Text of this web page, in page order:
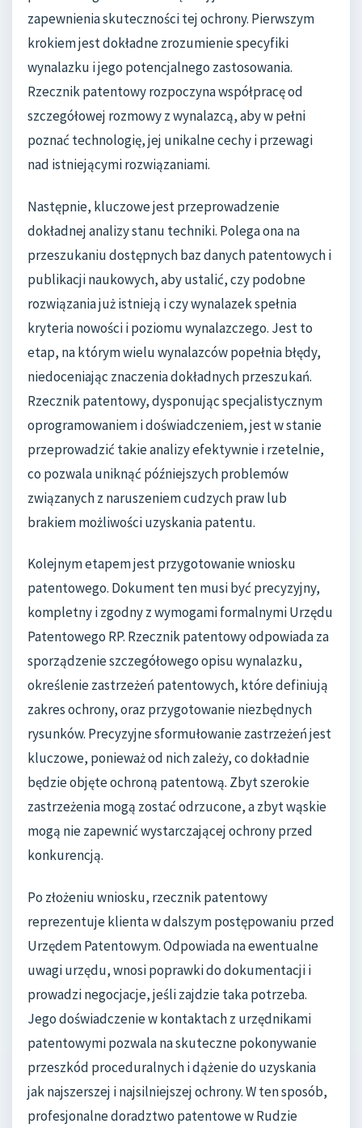
zapewnienia skuteczności tej ochrony. Pierwszym
krokiem jest dokładne zrozumienie specyfiki
wynalazku i jego potencjalnego zastosowania.
Rzecznik patentowy rozpoczyna współpracę od
szczegółowej rozmowy z wynalazcą, aby w pełni
poznać technologię, jej unikalne cechy i przewagi
nad istniejącymi rozwiązaniami.
Następnie, kluczowe jest przeprowadzenie
dokładnej analizy stanu techniki. Polega ona na
przeszukaniu dostępnych baz danych patentowych i
publikacji naukowych, aby ustalić, czy podobne
rozwiązania już istnieją i czy wynalazek spełnia
kryteria nowości i poziomu wynalazczego. Jest to
etap, na którym wielu wynalazców popełnia błędy,
niedoceniając znaczenia dokładnych przeszukań.
Rzecznik patentowy, dysponując specjalistycznym
oprogramowaniem i doświadczeniem, jest w stanie
przeprowadzić takie analizy efektywnie i rzetelnie,
co pozwala uniknąć późniejszych problemów
związanych z naruszeniem cudzych praw lub
brakiem możliwości uzyskania patentu.
Kolejnym etapem jest przygotowanie wniosku
patentowego. Dokument ten musi być precyzyjny,
kompletny i zgodny z wymogami formalnymi Urzędu
Patentowego RP. Rzecznik patentowy odpowiada za
sporządzenie szczegółowego opisu wynalazku,
określenie zastrzeżeń patentowych, które definiują
zakres ochrony, oraz przygotowanie niezbędnych
rysunków. Precyzyjne sformułowanie zastrzeżeń jest
kluczowe, ponieważ od nich zależy, co dokładnie
będzie objęte ochroną patentową. Zbyt szerokie
zastrzeżenia mogą zostać odrzucone, a zbyt wąskie
mogą nie zapewnić wystarczającej ochrony przed
konkurencją.
Po złożeniu wniosku, rzecznik patentowy
reprezentuje klienta w dalszym postępowaniu przed
Urzędem Patentowym. Odpowiada na ewentualne
uwagi urzędu, wnosi poprawki do dokumentacji i
prowadzi negocjacje, jeśli zajdzie taka potrzeba.
Jego doświadczenie w kontaktach z urzędnikami
patentowymi pozwala na skuteczne pokonywanie
przeszkód proceduralnych i dążenie do uzyskania
jak najszerszej i najsilniejszej ochrony. W ten sposób,
profesjonalne doradztwo patentowe w Rudzie